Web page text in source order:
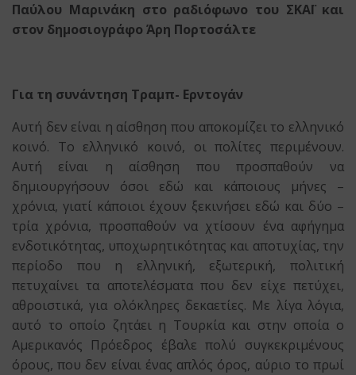
Παύλου Μαρινάκη στο ραδιόφωνο του ΣΚΑΪ και
στον δημοσιογράφο Άρη Πορτοσάλτε
Για τη συνάντηση Τραμπ- Ερντογάν
Αυτή δεν είναι η αίσθηση που αποκομίζει το ελληνικό
κοινό. Το ελληνικό κοινό, οι πολίτες περιμένουν.
Αυτή είναι η αίσθηση που προσπαθούν να
δημιουργήσουν όσοι εδώ και κάποιους μήνες –
χρόνια, γιατί κάποιοι έχουν ξεκινήσει εδώ και δύο –
τρία χρόνια, προσπαθούν να χτίσουν ένα αφήγημα
ενδοτικότητας, υποχωρητικότητας και αποτυχίας, την
περίοδο που η ελληνική, εξωτερική, πολιτική
πετυχαίνει τα αποτελέσματα που δεν είχε πετύχει,
αθροιστικά, για ολόκληρες δεκαετίες. Με λίγα λόγια,
αυτό το οποίο ζητάει η Τουρκία και στην οποία ο
Αμερικανός Πρόεδρος έβαλε πολύ συγκεκριμένους
όρους, που δεν είναι ένας απλός όρος, αύριο το πρωί